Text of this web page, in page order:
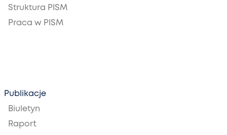
Struktura PISM
Praca w PISM
Publikacje
Biuletyn
Raport